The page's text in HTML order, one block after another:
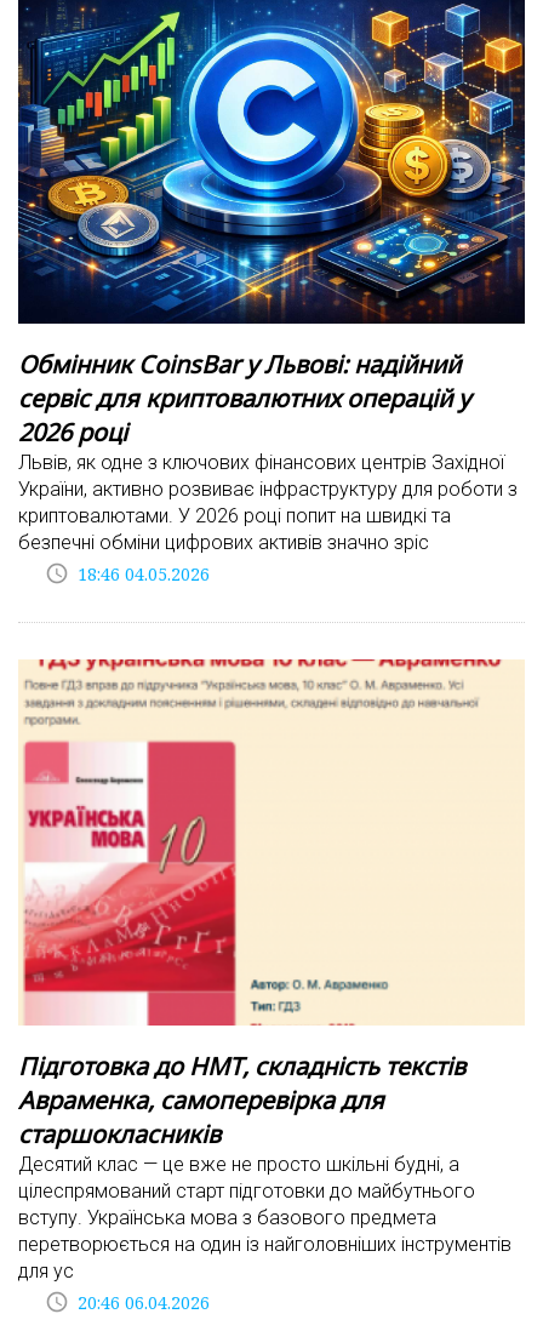
Обмінник CoinsBar у Львові: надійний
сервіс для криптовалютних операцій у
2026 році
Львів, як одне з ключових фінансових центрів Західної
України, активно розвиває інфраструктуру для роботи з
криптовалютами. У 2026 році попит на швидкі та
безпечні обміни цифрових активів значно зріс
access_time 18:46 04.05.2026
Підготовка до НМТ, складність текстів
Авраменка, самоперевірка для
старшокласників
Десятий клас — це вже не просто шкільні будні, а
цілеспрямований старт підготовки до майбутнього
вступу. Українська мова з базового предмета
перетворюється на один із найголовніших інструментів
для ус
access_time 20:46 06.04.2026